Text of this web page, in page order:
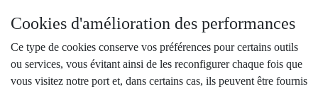
Cookies d'amélioration des performances
Ce type de cookies conserve vos préférences pour certains outils
ou services, vous évitant ainsi de les reconfigurer chaque fois que
vous visitez notre port et, dans certains cas, ils peuvent être fournis